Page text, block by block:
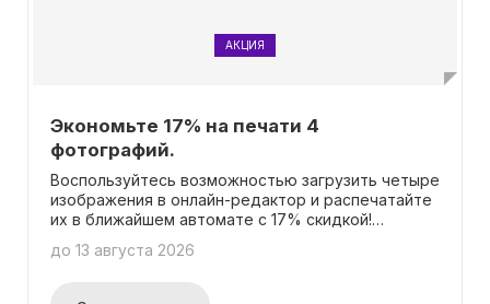
АКЦИЯ
Экономьте 17% на печати 4
фотографий.
Воспользуйтесь возможностью загрузить четыре
изображения в онлайн-редактор и распечатайте
их в ближайшем автомате с 17% скидкой!
предложения является то, что для
промокода. Таким образом, вы сможете получить
до 13 августа 2026